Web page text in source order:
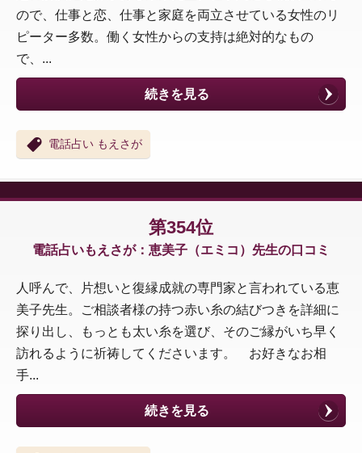
ので、仕事と恋、仕事と家庭を両立させている女性のリ
ピーター多数。働く女性からの支持は絶対的なもの
で、...
続きを見る
電話占い もえさが
第354位
電話占いもえさが：恵美子（エミコ）先生の口コミ
人呼んで、片想いと復縁成就の専門家と言われている恵
美子先生。ご相談者様の持つ赤い糸の結びつきを詳細に
探り出し、もっとも太い糸を選び、そのご縁がいち早く
訪れるように祈祷してくださいます。 お好きなお相
手...
続きを見る